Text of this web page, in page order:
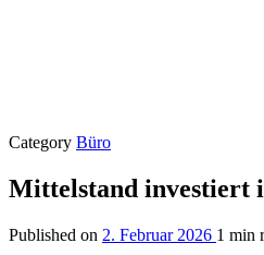
Category Büro
Mittelstand investiert
Published on 2. Februar 2026 1 min